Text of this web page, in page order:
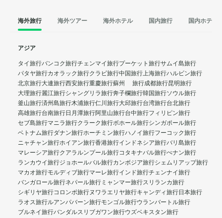
海外旅行 海外ツアー 海外ホテル 国内旅行 国内ホテル
アジア
タイ旅行バンコク旅行チェンマイ旅行プーケット旅行サムイ島旅行
パタヤ旅行カオラック旅行クラビ旅行中国旅行上海旅行ハルビン旅行
北京旅行大連旅行西安旅行重慶旅行蘇州 旅行成都旅行昆明旅行
大理旅行麗江旅行シャングリラ旅行奔子欄旅行韓国旅行ソウル旅行
釜山旅行済州島旅行木浦旅行仁川旅行大邱旅行台湾旅行台北旅行
高雄旅行台南旅行日月潭旅行阿里山旅行台中旅行フィリピン旅行
セブ島旅行マニラ旅行クラーク旅行ボホール旅行シンガポール旅行
ベトナム旅行ダナン旅行ホーチミン旅行ハノイ旅行フーコック旅行
ニャチャン旅行ホイアン旅行香港旅行インドネシア旅行バリ島旅行
マレーシア旅行クアラルンプール旅行コタキナバル旅行ぺナン旅行
ランカウイ旅行ジョホールバル旅行カンボジア旅行シェムリアップ旅行
マカオ旅行モルディブ旅行マーレ旅行インド旅行チェンナイ旅行
バンガロール旅行ネパール旅行 ミャンマー旅行スリランカ旅行
シギリヤ旅行コロンボ旅行ヌワラエリヤ旅行キャンディ旅行日本旅行
ラオス旅行ルアンパバーン旅行モンゴル旅行ウランバートル旅行
ブルネイ旅行バンダルスリブガワン旅行ウズベキスタン旅行